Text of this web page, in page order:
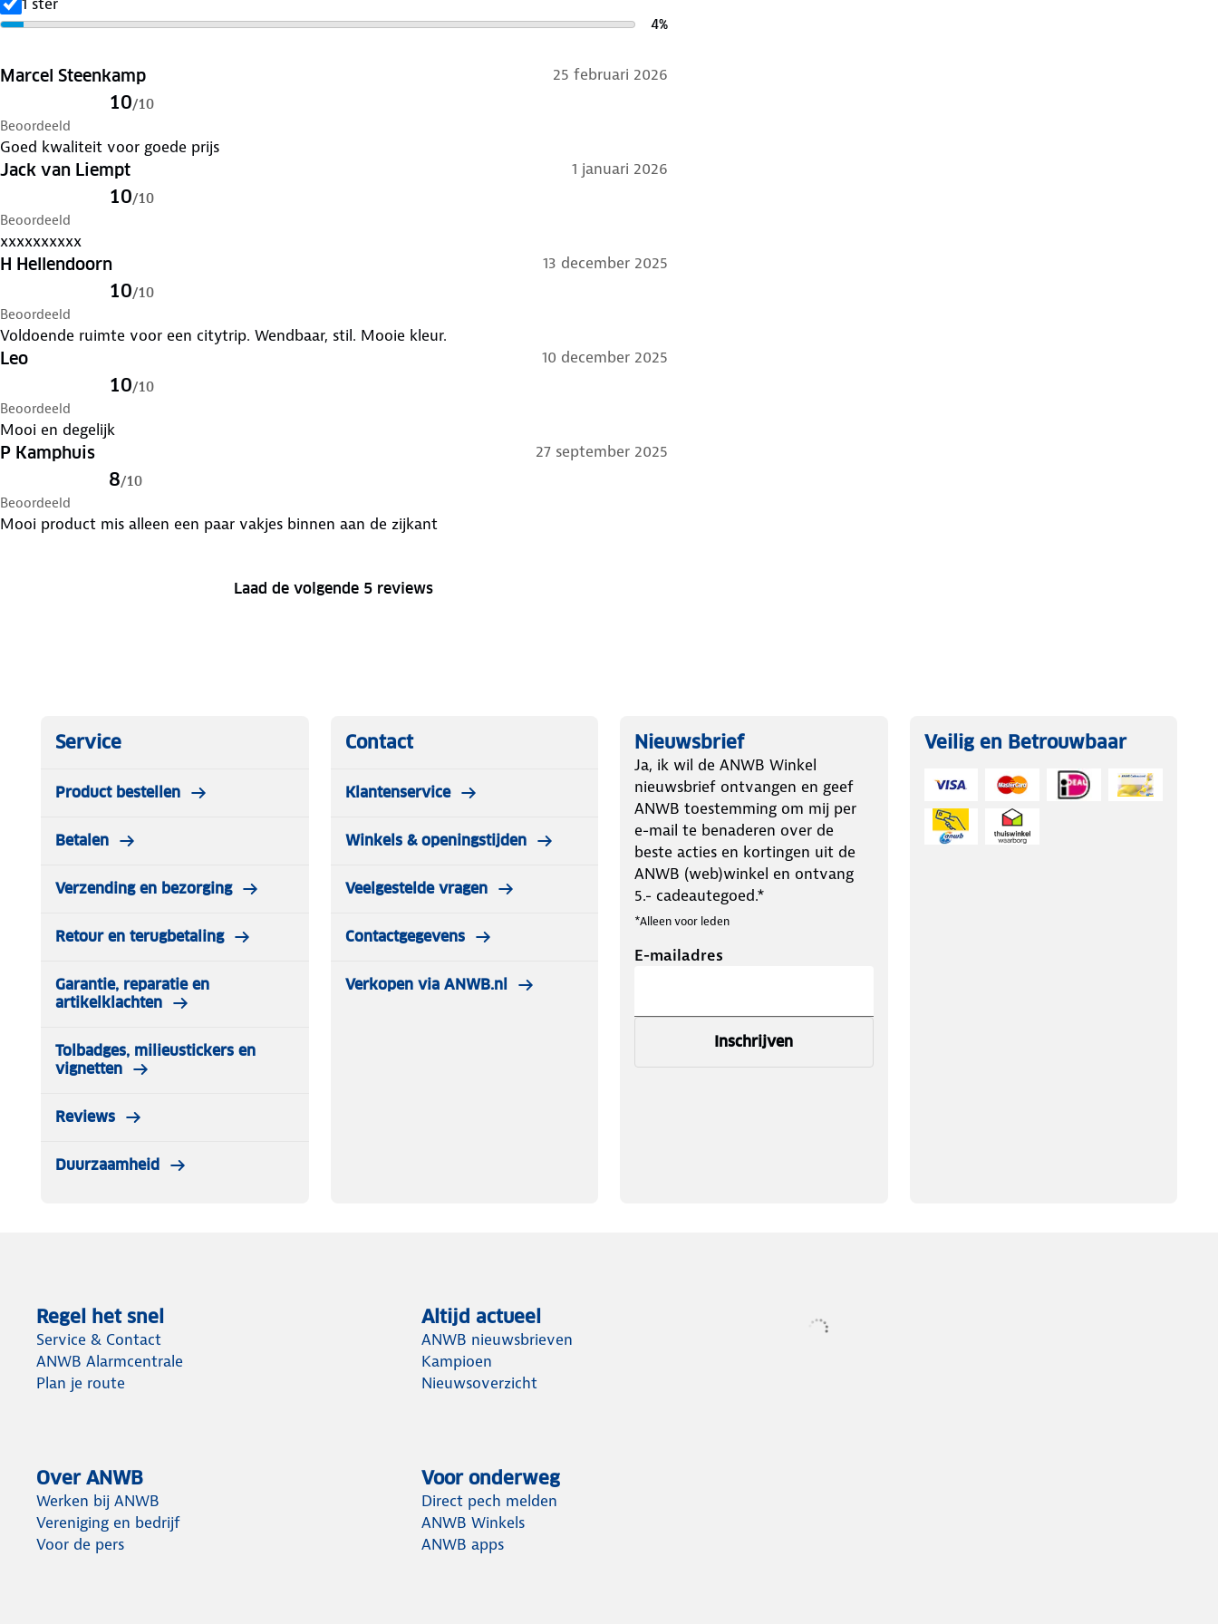
1 ster
4%
Marcel Steenkamp 25 februari 2026
10/10
Beoordeeld
Goed kwaliteit voor goede prijs
Jack van Liempt 1 januari 2026
10/10
Beoordeeld
xxxxxxxxxx
H Hellendoorn 13 december 2025
10/10
Beoordeeld
Voldoende ruimte voor een citytrip. Wendbaar, stil. Mooie kleur.
Leo 10 december 2025
10/10
Beoordeeld
Mooi en degelijk
P Kamphuis 27 september 2025
8/10
Beoordeeld
Mooi product mis alleen een paar vakjes binnen aan de zijkant
Laad de volgende 5 reviews
Service
Product bestellen
Betalen
Verzending en bezorging
Retour en terugbetaling
Garantie, reparatie en
artikelklachten
Tolbadges, milieustickers en
vignetten
Reviews
Duurzaamheid
Contact
Klantenservice
Winkels & openingstijden
Veelgestelde vragen
Contactgegevens
Verkopen via ANWB.nl
Nieuwsbrief
Ja, ik wil de ANWB Winkel
nieuwsbrief ontvangen en geef
ANWB toestemming om mij per
e-mail te benaderen over de
beste acties en kortingen uit de
ANWB (web)winkel en ontvang
5.- cadeautegoed.*
*Alleen voor leden
E-mailadres
Inschrijven
Veilig en Betrouwbaar
Regel het snel
Service & Contact
ANWB Alarmcentrale
Plan je route
Altijd actueel
ANWB nieuwsbrieven
Kampioen
Nieuwsoverzicht
Over ANWB
Werken bij ANWB
Vereniging en bedrijf
Voor de pers
Voor onderweg
Direct pech melden
ANWB Winkels
ANWB apps